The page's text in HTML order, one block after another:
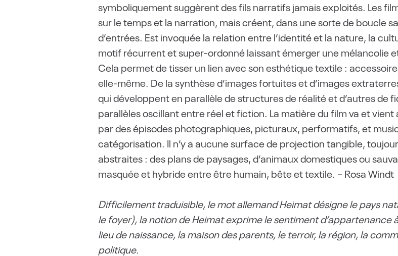
symboliquement suggèrent des fils narratifs jamais exploités. Les
sur le temps et la narration, mais créent, dans une sorte de boucle
d’entrées. Est invoquée la relation entre l’identité et la nature, la
motif récurrent et super-ordonné laissant émerger une mélancolie
Cela permet de tisser un lien avec son esthétique textile :
elle-même. De la synthèse d’images fortuites et d’images
qui développent en parallèle de structures de réalité et d’autres
parallèles oscillant entre réel et fiction. La matière du film va et
par des épisodes photographiques, picturaux, performatifs, et
catégorisation. Il n’y a aucune surface de projection tangible,
abstraites : des plans de paysages, d’animaux domestiques ou
masquée et hybride entre être humain, bête et textile. – Rosa Windt
Difficilement traduisible, le mot allemand Heimat désigne le pays
le foyer), la notion de Heimat exprime le sentiment d’appartenance
lieu de naissance, la maison des parents, le terroir, la région, la
politique.